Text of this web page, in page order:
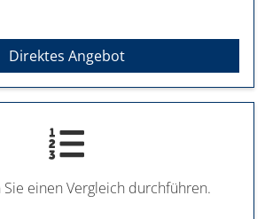
Direktes Angebot
einen Vergleich durchführen.